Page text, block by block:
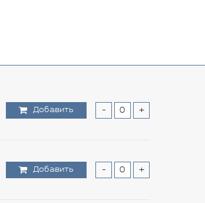
Добавить - +
Добавить - +